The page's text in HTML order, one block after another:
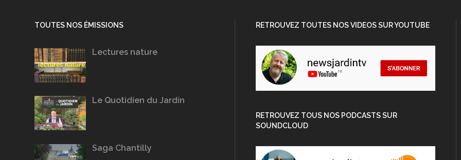
TOUTES NOS ÉMISSIONS
Lectures nature
Le Quotidien du Jardin
Saga Chantilly
RETROUVEZ TOUTES NOS VIDEOS SUR YOUTUBE
RETROUVEZ TOUS NOS PODCASTS SUR
SOUNDCLOUD